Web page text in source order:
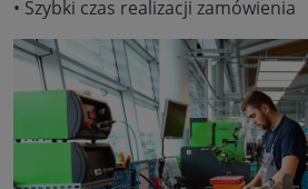
• Szybki czas realizacji zamówienia